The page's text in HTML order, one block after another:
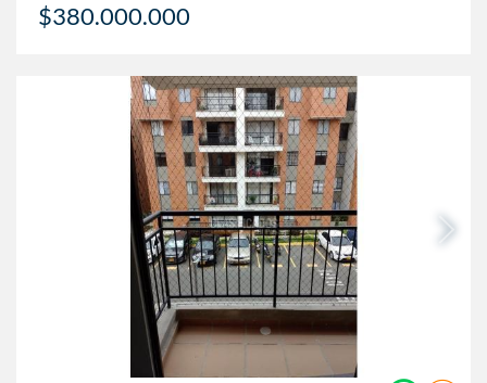
$380.000.000